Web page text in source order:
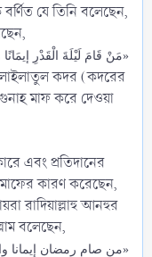
যে তিনি বলেছেন,
«مَنْ قَامَ لَيْلَةَ الْقَدْرِ
লাইলাতুল কদর (কদরের
মাফ করে দেওয়া
এবং প্রতিদানের
কারণ করেছেন,
রাদিয়াল্লাহু আনহুর
বলেছেন,
«من صام رمضان إيمانا